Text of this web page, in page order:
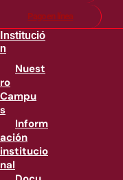
Pago en línea
Institució
n
Nuest
ro
Campu
s
Inform
ación
institucio
nal